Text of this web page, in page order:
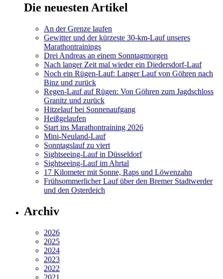
Die neuesten Artikel
An der Grenze laufen
Gewitter und der kürzeste 30-km-Lauf unseres
Marathontrainings
Drei Andreas an einem Sonntagmorgen
Nach langer Zeit mal wieder ein Diedersdorf-Lauf
Noch ein Rügen-Lauf: Langer Lauf von Göhren nach
Binz und zurück
Regen-Lauf auf Rügen: Von Göhren zum Jagdschloss
Granitz und zurück
Hitzelauf bei Sonnenaufgang
Heißgelaufen
Start ins Marathontraining 2026
Mini-Neuland-Lauf
Sonntagslauf zu viert
Sightseeing-Lauf in Düsseldorf
Sightseeing-Lauf im Ahrtal
17 Kilometer mit Sonne, Raps und Löwenzahn
Frühsommerlicher Lauf über den Bremer Stadtwerder
und den Osterdeich
Archiv
2026
2025
2024
2023
2022
2021